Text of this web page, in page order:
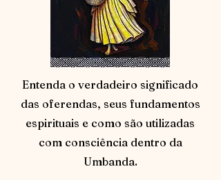
Entenda o verdadeiro significado
das oferendas, seus fundamentos
espirituais e como são utilizadas
com consciência dentro da
Umbanda.